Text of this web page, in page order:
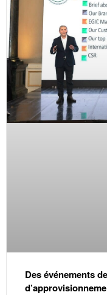
Des événements